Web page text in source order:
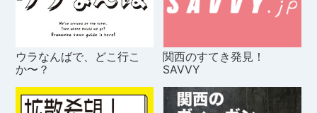
ウラなんばで、どこ行こ
か〜？
関西のすてき発見！
SAVVY